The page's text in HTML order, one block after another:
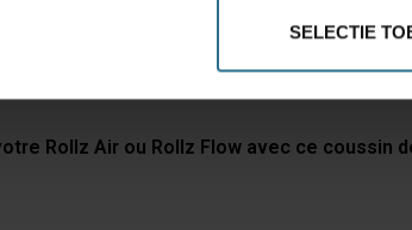
SELECTIE
saleté
Rollz Air ou Rollz Flow avec ce coussin